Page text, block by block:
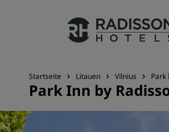
Unsere Marken
Startseite Litauen Vilnius Park
Park Inn by